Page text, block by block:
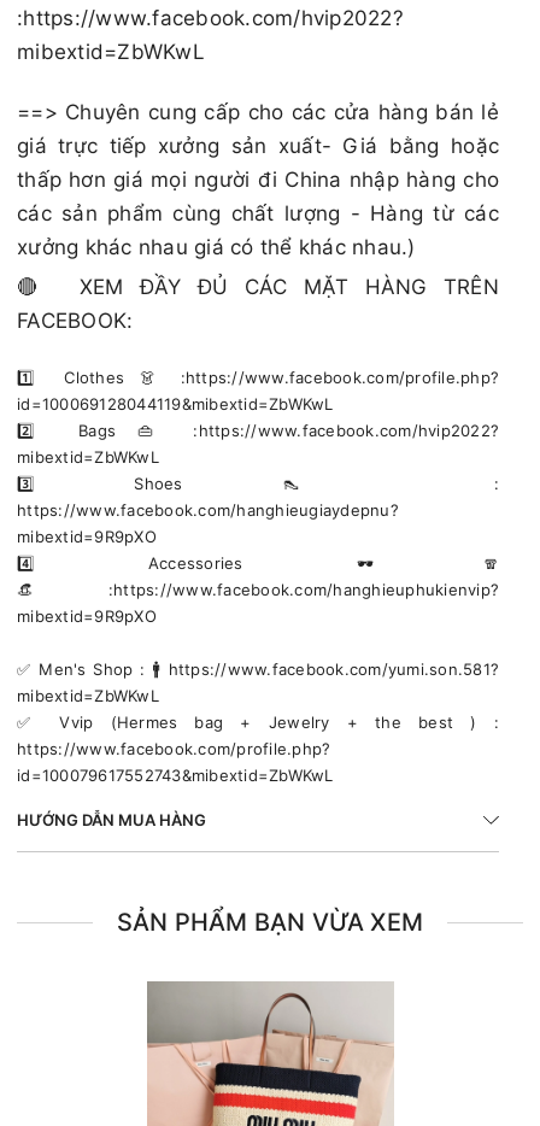
:https://www.facebook.com/hvip2022?
mibextid=ZbWKwL
==> Chuyên cung cấp cho các cửa hàng bán lẻ
giá trực tiếp xưởng sản xuất- Giá bằng hoặc
thấp hơn giá mọi người đi China nhập hàng cho
các sản phẩm cùng chất lượng - Hàng từ các
xưởng khác nhau giá có thể khác nhau.)
🔴 XEM ĐẦY ĐỦ CÁC MẶT HÀNG TRÊN
FACEBOOK:
1️⃣ Clothes 👗 :https://www.facebook.com/profile.php?
id=100069128044119&mibextid=ZbWKwL
2️⃣ Bags 👜 :https://www.facebook.com/hvip2022?
mibextid=ZbWKwL
3️⃣ Shoes 👠 :
https://www.facebook.com/hanghieugiaydepnu?
mibextid=9R9pXO
4️⃣ Accessories 🕶🧣
👒:https://www.facebook.com/hanghieuphukienvip?
mibextid=9R9pXO
✅️ Men's Shop : 🚹 https://www.facebook.com/yumi.son.581?
mibextid=ZbWKwL
✅️ Vvip (Hermes bag + Jewelry + the best ) :
https://www.facebook.com/profile.php?
id=100079617552743&mibextid=ZbWKwL
HƯỚNG DẪN MUA HÀNG
SẢN PHẨM BẠN VỪA XEM